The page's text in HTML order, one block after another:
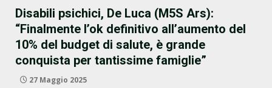
Disabili psichici, De Luca (M5S Ars):
“Finalmente l’ok definitivo all’aumento del
10% del budget di salute, è grande
conquista per tantissime famiglie”
27 Maggio 2025